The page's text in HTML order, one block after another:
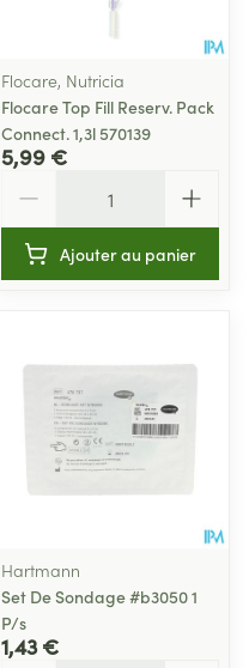
Flocare, Nutricia
Flocare Top Fill Reserv. Pack
Connect. 1,3l 570139
5,99 €
Ajouter au panier
Hartmann
Set De Sondage #b3050 1
P/s
1,43 €